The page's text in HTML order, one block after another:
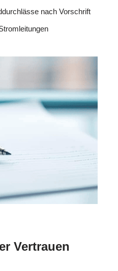
nach Vorschrift
Vertrauen